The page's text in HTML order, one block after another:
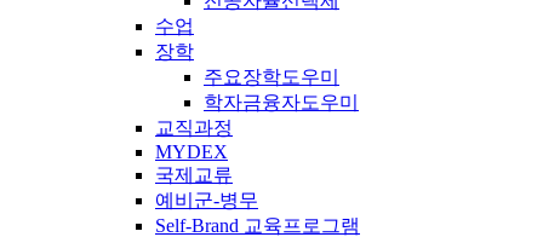
수업
장학
주요장학도우미
학자금융자도우미
교직과정
MYDEX
국제교류
예비군-병무
Self-Brand 교육프로그램